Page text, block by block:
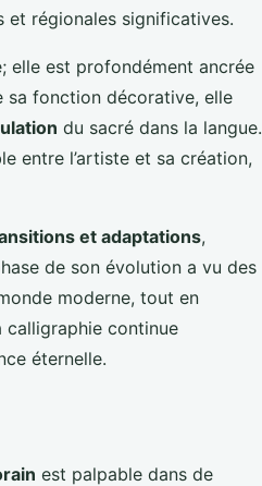
régionales significatives.
elle est profondément ancrée
sa fonction décorative, elle
du sacré dans la langue.
entre l’artiste et sa création,
et adaptations,
de son évolution a vu des
moderne, tout en
calligraphie continue
éternelle.
est palpable dans de